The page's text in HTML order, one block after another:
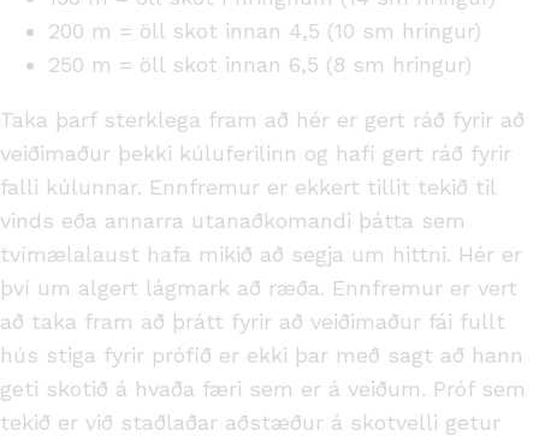
200 m = öll skot innan 4,5 (10 sm hringur)
250 m = öll skot innan 6,5 (8 sm hringur)
Taka þarf sterklega fram að hér er gert ráð fyrir að
veiðimaður þekki kúluferilinn og hafi gert ráð fyrir
falli kúlunnar. Ennfremur er ekkert tillit tekið til
vinds eða annarra utanaðkomandi þátta sem
tvímælalaust hafa mikið að segja um hittni. Hér er
því um algert lágmark að ræða. Ennfremur er vert
að taka fram að þrátt fyrir að veiðimaður fái fullt
hús stiga fyrir prófið er ekki þar með sagt að hann
geti skotið á hvaða færi sem er á veiðum. Próf sem
tekið er við staðlaðar aðstæður á skotvelli getur